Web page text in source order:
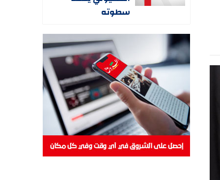
سطوته